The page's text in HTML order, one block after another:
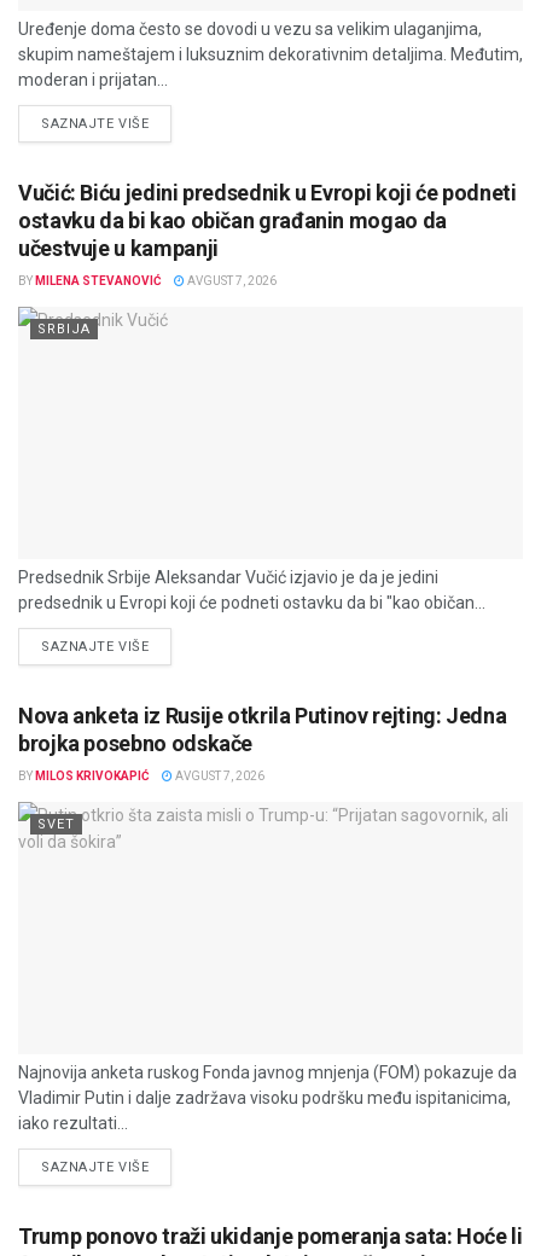
Uređenje doma često se dovodi u vezu sa velikim ulaganjima,
skupim nameštajem i luksuznim dekorativnim detaljima. Međutim,
moderan i prijatan...
SAZNAJTE VIŠEDETAILS
Vučić: Biću jedini predsednik u Evropi koji će podneti
ostavku da bi kao običan građanin mogao da
učestvuje u kampanji
BY MILENA STEVANOVIĆ AVGUST 7, 2026
SRBIJA
Predsednik Srbije Aleksandar Vučić izjavio je da je jedini
predsednik u Evropi koji će podneti ostavku da bi "kao običan...
SAZNAJTE VIŠEDETAILS
Nova anketa iz Rusije otkrila Putinov rejting: Jedna
brojka posebno odskače
BY MILOS KRIVOKAPIĆ AVGUST 7, 2026
SVET
Najnovija anketa ruskog Fonda javnog mnjenja (FOM) pokazuje da
Vladimir Putin i dalje zadržava visoku podršku među ispitanicima,
iako rezultati...
SAZNAJTE VIŠEDETAILS
Trump ponovo traži ukidanje pomeranja sata: Hoće li